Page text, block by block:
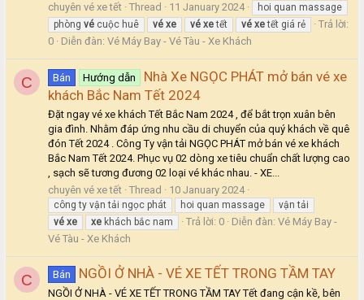
chuyên vé xe tết Thread 11 January 2024
hoi quan massage
phòng vé cuộc huê vé xe vé xetết vé xetết giá rẻ
Trả lời:
0
Diễn đàn: Vé Máy Bay - Vé Tàu - Xe Khách
C Bán Hướng dẫn
Nhà Xe NGỌC PHÁT mở bán vé xe
khách Bắc Nam Tết 2024
Đặt ngay vé xe khách Tết Bắc Nam 2024 , để bắt trọn xuân bên
gia đình. Nhằm đáp ứng nhu cầu di chuyển của quý khách về quê
đón Tết 2024 . Công Ty vận tải NGỌC PHÁT mở bán vé xe khách
Bắc Nam Tết 2024. Phục vụ 02 dòng xe tiêu chuẩn chất lượng cao
, sạch sẽ tương đương 02 loại vé khác nhau. - XE...
chuyên vé xe tết Thread 10 January 2024
công ty vận tải ngọc phát hoi quan massage
vận tải
vé xe xe khách bắc nam Trả lời: 0 Diễn đàn: Vé Máy Bay -
Vé Tàu - Xe Khách
C Bán NGỒI Ở NHÀ - VÉ XE TẾT TRONG TẦM TAY
NGỒI Ở NHÀ - VÉ XE TẾT TRONG TẦM TAY Tết đang cận kề, bên